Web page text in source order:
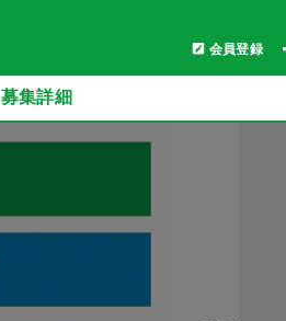
会員登録
募集詳細